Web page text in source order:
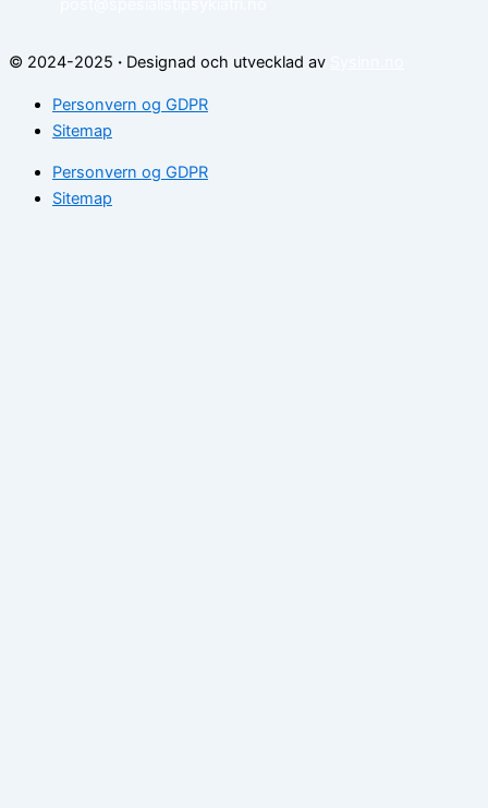
© 2024-2025 · Designad och utvecklad av
Personvern og GDPR
Sitemap
Personvern og GDPR
Sitemap